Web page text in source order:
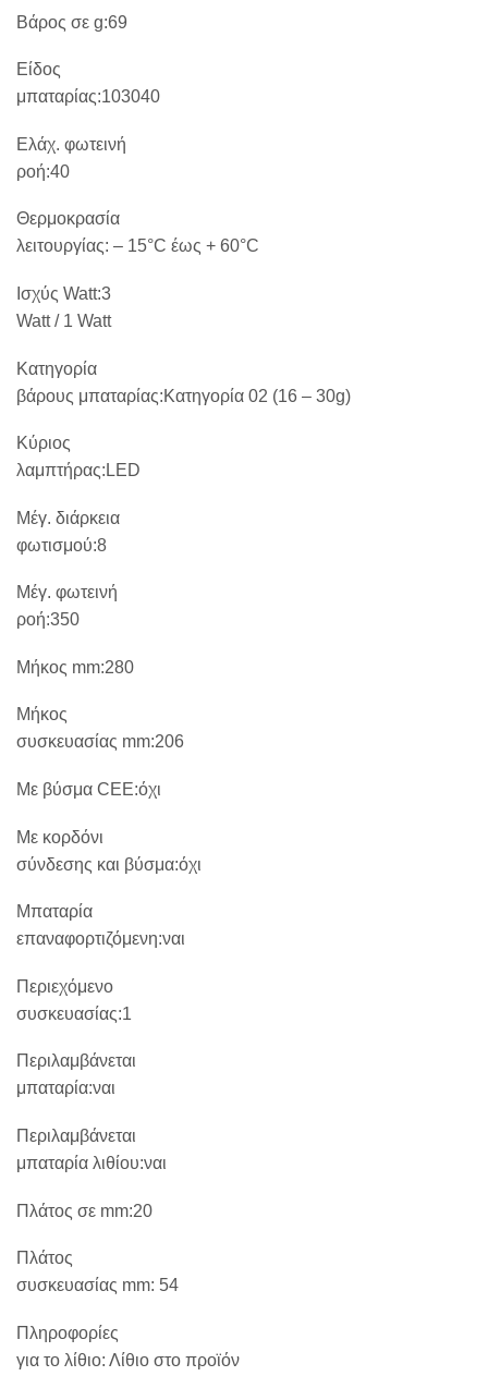
Βάρος σε g:69
Είδος
μπαταρίας:103040
Ελάχ. φωτεινή
ροή:40
Θερμοκρασία
λειτουργίας: – 15°C έως + 60°C
Ισχύς Watt:3
Watt / 1 Watt
Κατηγορία
βάρους μπαταρίας:Κατηγορία 02 (16 – 30g)
Κύριος
λαμπτήρας:LED
Μέγ. διάρκεια
φωτισμού:8
Μέγ. φωτεινή
ροή:350
Μήκος mm:280
Μήκος
συσκευασίας mm:206
Με βύσμα CEE:όχι
Με κορδόνι
σύνδεσης και βύσμα:όχι
Μπαταρία
επαναφορτιζόμενη:ναι
Περιεχόμενο
συσκευασίας:1
Περιλαμβάνεται
μπαταρία:ναι
Περιλαμβάνεται
μπαταρία λιθίου:ναι
Πλάτος σε mm:20
Πλάτος
συσκευασίας mm: 54
Πληροφορίες
για το λίθιο: Λίθιο στο προϊόν